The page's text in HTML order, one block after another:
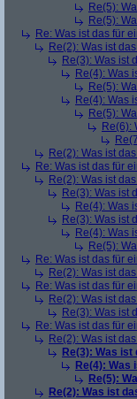
Re(5):
Re(5):
Re: Was ist das für
Re(2): Was ist
Re(3): Was ist
Re(4): Was
Re(5):
Re(4): Was
Re(5):
Re(6):
Re(2): Was ist
Re: Was ist das für
Re(2): Was ist
Re(3): Was ist
Re(4): Was
Re(3): Was ist
Re(4): Was
Re(5):
Re: Was ist das für
Re(2): Was ist
Re: Was ist das für
Re(2): Was ist
Re(3): Was ist
Re: Was ist das für
Re(2): Was ist
Re(3): Was
Re(4): Was
Re(5):
Re(2): Was ist